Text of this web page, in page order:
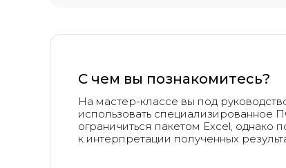
С чем вы познакомитесь?
На мастер-классе вы под
использовать специализированное
ограничиться пакетом Excel, однако
к интерпретации полученных